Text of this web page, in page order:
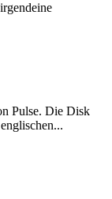
Pulse. Die Disk